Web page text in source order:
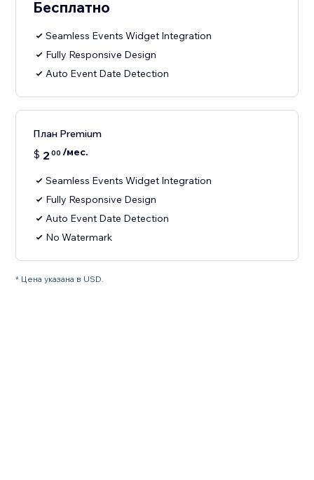
Бесплатно
Seamless Events Widget Integration
Fully Responsive Design
Auto Event Date Detection
План Premium
$ 2 00 /мес.
Seamless Events Widget Integration
Fully Responsive Design
Auto Event Date Detection
No Watermark
* Цена указана в USD.